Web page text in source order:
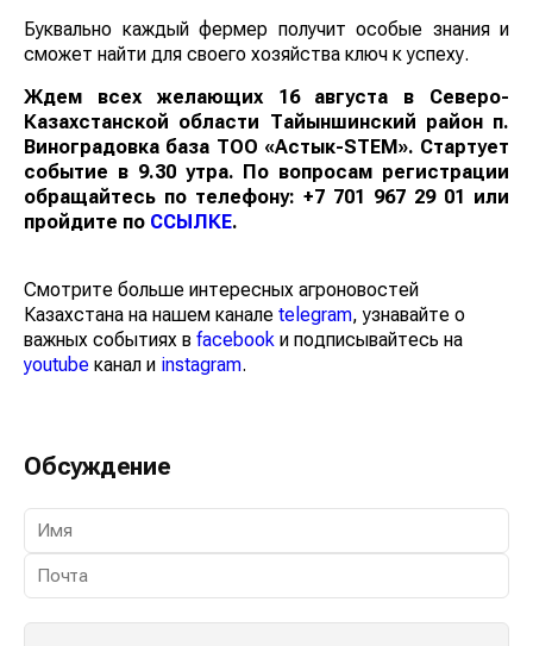
Буквально каждый фермер получит особые знания и
сможет найти для своего хозяйства ключ к успеху.
Ждем всех желающих
16 августа в Северо-
Казахстанской области Тайыншинский район п.
Виноградовка база ТОО «Астык-STEM ». Стартует
событие в 9.30 утра. По вопросам регистрации
обращайтесь по телефону: +7 701 967 29 01 или
пройдите по ССЫЛКЕ.
Смотрите больше интересных агроновостей
Казахстана на нашем канале telegram, узнавайте о
важных событиях в facebook и подписывайтесь на
youtube канал и instagram.
Обсуждение